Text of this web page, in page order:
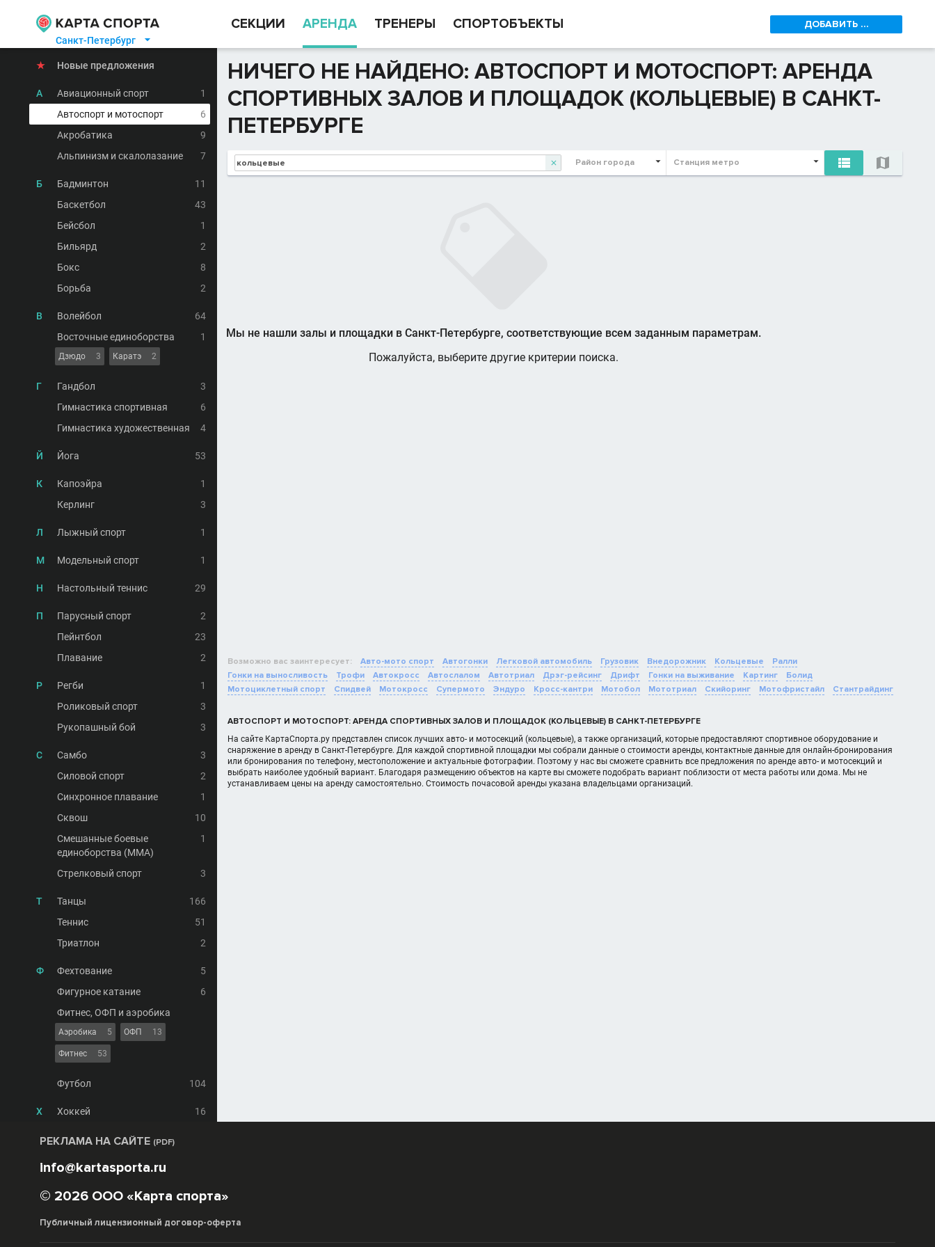
Санкт-Петербург 
СЕКЦИИ АРЕНДА ТРЕНЕРЫ СПОРТОБЪЕКТЫ ДОБАВИТЬ ...
★ Новые предложения
А Авиационный спорт
1
Автоспорт и мотоспорт
6
Акробатика
9
Альпинизм и скалолазание
7
Б Бадминтон
11
Баскетбол
43
Бейсбол
1
Бильярд
2
Бокс
8
Борьба
2
В Волейбол
64
Восточные единоборства
1
Дзюдо 3 Каратэ 2
Г Гандбол
3
Гимнастика спортивная
6
Гимнастика художественная
4
Й Йога 53
К Капоэйра
1
Керлинг
3
Л Лыжный спорт 1
М Модельный спорт 1
Н Настольный теннис 29
П Парусный спорт
2
Пейнтбол
23
Плавание
2
Р Регби
1
Роликовый спорт
3
Рукопашный бой
3
С Самбо
3
Силовой спорт
2
Синхронное плавание
1
Сквош
10
Смешанные боевые
единоборства (MMA)
1
Стрелковый спорт 3
Т Танцы
166
Теннис
51
Триатлон
2
Ф Фехтование
5
Фигурное катание
6
Фитнес, ОФП и аэробика
Аэробика 5 ОФП 13
Фитнес 53
Футбол 104
Х Хоккей 16
НИЧЕГО НЕ НАЙДЕНО: АВТОСПОРТ И МОТОСПОРТ: АРЕНДА
СПОРТИВНЫХ ЗАЛОВ И ПЛОЩАДОК (КОЛЬЦЕВЫЕ) В САНКТ-
ПЕТЕРБУРГЕ
 Район города Станция метро  
Мы не нашли залы и площадки в Санкт-Петербурге, соответствующие всем заданным параметрам.
Пожалуйста, выберите другие критерии поиска.
Возможно вас заинтересует: Авто-мото спорт Автогонки Легковой автомобиль Грузовик Внедорожник Кольцевые
Ралли
Гонки на выносливость
Трофи Автокросс Автослалом Автотриал Дрэг-рейсинг Дрифт Гонки на выживание Картинг
Болид
Мотоциклетный спорт
Спидвей Мотокросс Супермото Эндуро Кросс-кантри Мотобол Мототриал Скийоринг Мотофристайл Стантрайдинг
АВТОСПОРТ И МОТОСПОРТ: АРЕНДА СПОРТИВНЫХ ЗАЛОВ И ПЛОЩАДОК (КОЛЬЦЕВЫЕ) В САНКТ-ПЕТЕРБУРГЕ
На сайте КартаСпорта.ру представлен список лучших авто- и мотосекций (кольцевые), а также организаций, которые предоставляют спортивное оборудование и
снаряжение в аренду в Санкт-Петербурге. Для каждой спортивной площадки мы собрали данные о стоимости аренды, контактные данные для онлайн-бронирования
или бронирования по телефону, местоположение и актуальные фотографии. Поэтому у нас вы сможете сравнить все предложения по аренде авто- и мотосекций и
выбрать наиболее удобный вариант. Благодаря размещению объектов на карте вы сможете подобрать вариант поблизости от места работы или дома. Мы не
устанавливаем цены на аренду самостоятельно. Стоимость почасовой аренды указана владельцами организаций.
РЕКЛАМА НА САЙТЕ (PDF)
info@kartasporta.ru
© 2026 ООО «Карта спорта»
Публичный лицензионный договор-оферта